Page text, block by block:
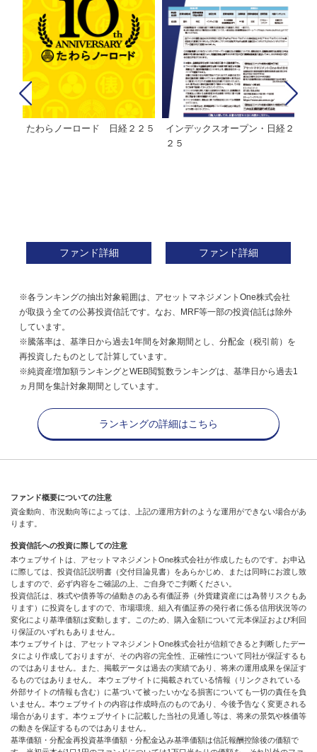
たわらノーロード 日経２２５
ファンド詳細
インデックスオープン・日経２
２５
ファンド詳細
※各ランキングの抽出対象範囲は、アセットマネジメントOne株式会社
が取扱う全ての公募投資信託です。なお、MRF等一部の投資信託は除外
しています。
※騰落率は、基準日から過去1年間を対象期間とし、分配金（税引前）を
再投資したものとして計算しています。
※純資産増加額ランキングとWEB閲覧数ランキングは、基準日から過去1
ヵ月間を集計対象期間としています。
ランキングの詳細はこちら
ファンド概要についての注意
資金動向、市況動向等によっては、上記の運用方針のような運用ができない場合があ
ります。
投資信託への投資に際しての注意
本ウェブサイトは、アセットマネジメントOne株式会社が作成したものです。お申込
に際しては、投資信託説明書（交付目論見書）をあらかじめ、または同時にお渡し致
しますので、必ず内容をご確認の上、ご自身でご判断ください。
投資信託は、株式や債券等の値動きのある有価証券（外貨建資産には為替リスクもあ
ります）に投資をしますので、市場環境、組入有価証券の発行者に係る信用状況等の
変化により基準価額は変動します。このため、購入金額について元本保証および利回
り保証のいずれもありません。
本ウェブサイトは、アセットマネジメントOne株式会社が信頼できると判断したデー
タにより作成しておりますが、その内容の完全性、正確性について同社が保証するも
のではありません。また、掲載データは過去の実績であり、将来の運用成果を保証す
るものではありません。 本ウェブサイトに掲載されている情報（リンクされている
外部サイトの情報も含む）に基づいて被ったいかなる損害についても一切の責任を負
いません。本ウェブサイトの内容は作成時点のものであり、今後予告なく変更される
場合があります。本ウェブサイトに記載した当社の見通し等は、将来の景気や株価等
の動きを保証するものではありません。
基準価額・分配金再投資基準価額・分配金込み基準価額は信託報酬控除後の価額で